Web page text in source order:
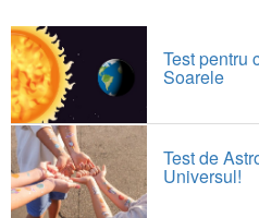
Test pentru
Soarele
Test de
Universul!